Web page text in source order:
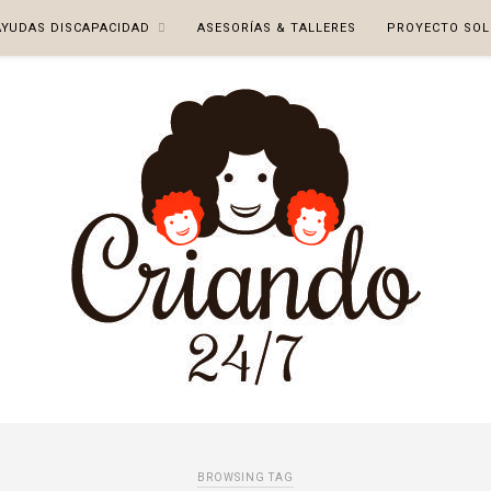
DISCAPACIDAD ASESORÍAS & TALLERES PROYECTO
BROWSING TAG